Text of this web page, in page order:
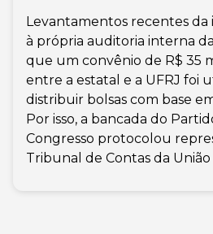
Levantamentos recentes da
à própria auditoria interna
que um convênio de R$ 35
entre a estatal e a UFRJ foi
distribuir bolsas com base
Por isso, a bancada do
Congresso protocolou
Tribunal de Contas da